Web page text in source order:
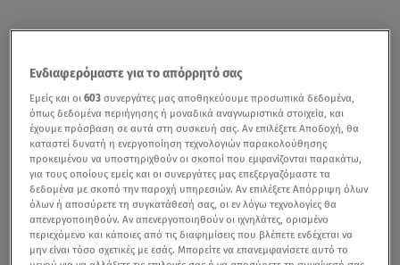
Ενδιαφερόμαστε για το απόρρητό σας
Εμείς και οι603 συνεργάτες μας αποθηκεύουμε προσωπικά δεδομένα,
όπως δεδομένα περιήγησης ή μοναδικά αναγνωριστικά στοιχεία, και
έχουμε πρόσβαση σε αυτά στη συσκευή σας. Αν επιλέξετε Αποδοχή, θα
καταστεί δυνατή η ενεργοποίηση τεχνολογιών παρακολούθησης
προκειμένου να υποστηριχθούν οι σκοποί που εμφανίζονται παρακάτω,
για τους οποίους εμείς και οι συνεργάτες μας επεξεργαζόμαστε τα
δεδομένα με σκοπό την παροχή υπηρεσιών. Αν επιλέξετε Απόρριψη όλων
όλων ή αποσύρετε τη συγκατάθεσή σας, οι εν λόγω τεχνολογίες θα
απενεργοποιηθούν. Αν απενεργοποιηθούν οι ιχνηλάτες, ορισμένο
περιεχόμενο και κάποιες από τις διαφημίσεις που βλέπετε ενδέχεται να
μην είναι τόσο σχετικές με εσάς. Μπορείτε να επανεμφανίσετε αυτό το